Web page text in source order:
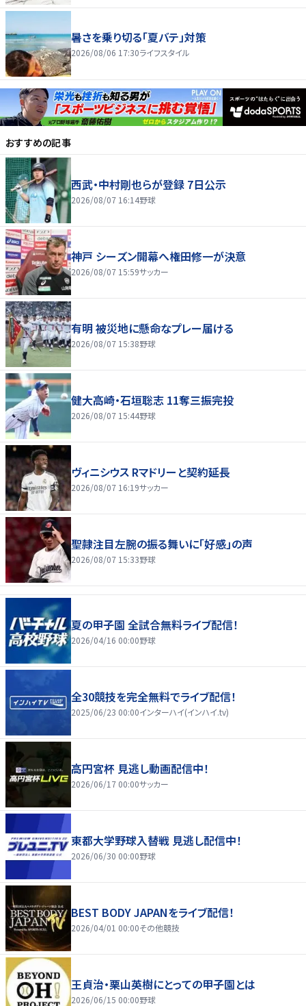
暑さを乗り切る「夏バテ」対策
2026/08/06 17:30ライフスタイル
おすすめの記事
西武・中村剛也らが登録 7日公示
2026/08/07 16:14野球
神戸 シーズン開幕へ権田修一が決意
2026/08/07 15:59サッカー
有明 被災地に懸命なプレー届ける
2026/08/07 15:38野球
健大高崎・石垣聡志 11奪三振完投
2026/08/07 15:44野球
ヴィニシウス Rマドリーと契約延長
2026/08/07 16:19サッカー
聖隷注目左腕の振る舞いに「好感」の声
2026/08/07 15:33野球
夏の甲子園 全試合無料ライブ配信！
2026/04/16 00:00野球
全30競技を完全無料でライブ配信！
2025/06/23 00:00インターハイ(インハイ.tv)
高円宮杯 見逃し動画配信中！
2026/06/17 00:00サッカー
東都大学野球入替戦 見逃し配信中！
2026/06/30 00:00野球
BEST BODY JAPANをライブ配信！
2026/04/01 00:00その他競技
王貞治・栗山英樹にとっての甲子園とは
2026/06/15 00:00野球